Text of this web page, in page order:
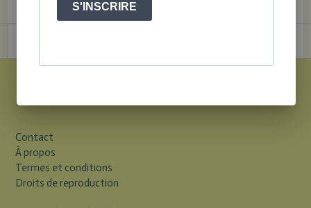
Informations
Contact
À propos
Termes et conditions
Droits de reproduction
S'INSCRIRE